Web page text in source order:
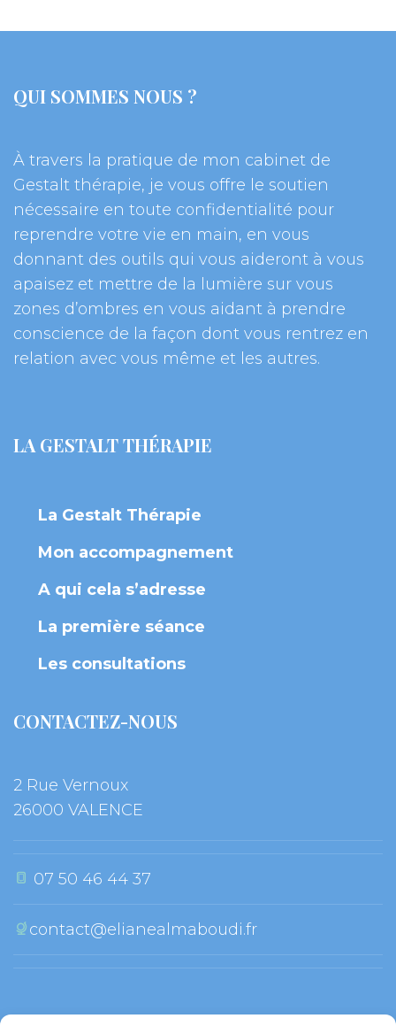
QUI SOMMES NOUS ?
À travers la pratique de mon cabinet de
Gestalt thérapie, je vous offre le soutien
nécessaire en toute confidentialité pour
reprendre votre vie en main, en vous
donnant des outils qui vous aideront à vous
apaisez et mettre de la lumière sur vous
zones d’ombres en vous aidant à prendre
conscience de la façon dont vous rentrez en
relation avec vous même et les autres.
LA GESTALT THÉRAPIE
La Gestalt Thérapie
Mon accompagnement
A qui cela s’adresse
La première séance
Les consultation
CONTACTEZ-NOUS
2 Rue Vernoux
26000 VALENCE
07 50 46 44 37
contact@elianealmaboudi.fr